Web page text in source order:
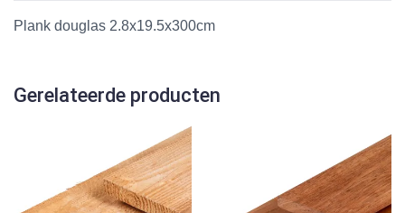
Plank douglas 2.8x19.5x300cm
Gerelateerde producten